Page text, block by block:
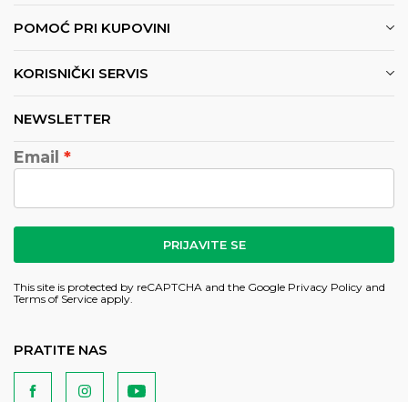
POMOĆ PRI KUPOVINI
KORISNIČKI SERVIS
NEWSLETTER
Email
PRIJAVITE SE
This site is protected by reCAPTCHA and the Google Privacy Policy and
Terms of Service apply.
PRATITE NAS